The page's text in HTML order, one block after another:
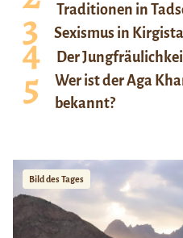
Traditionen in
Sexismus in
Der
Wer ist der Aga
bekannt?
Bild des Tages